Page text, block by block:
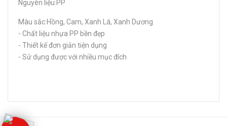
Nguyên liệu:PP
Màu sắc:Hồng, Cam, Xanh Lá, Xanh Dương
- Chất liệu nhựa PP bền đẹp
- Thiết kế đơn giản tiện dụng
- Sử dụng được với nhiều mục đích